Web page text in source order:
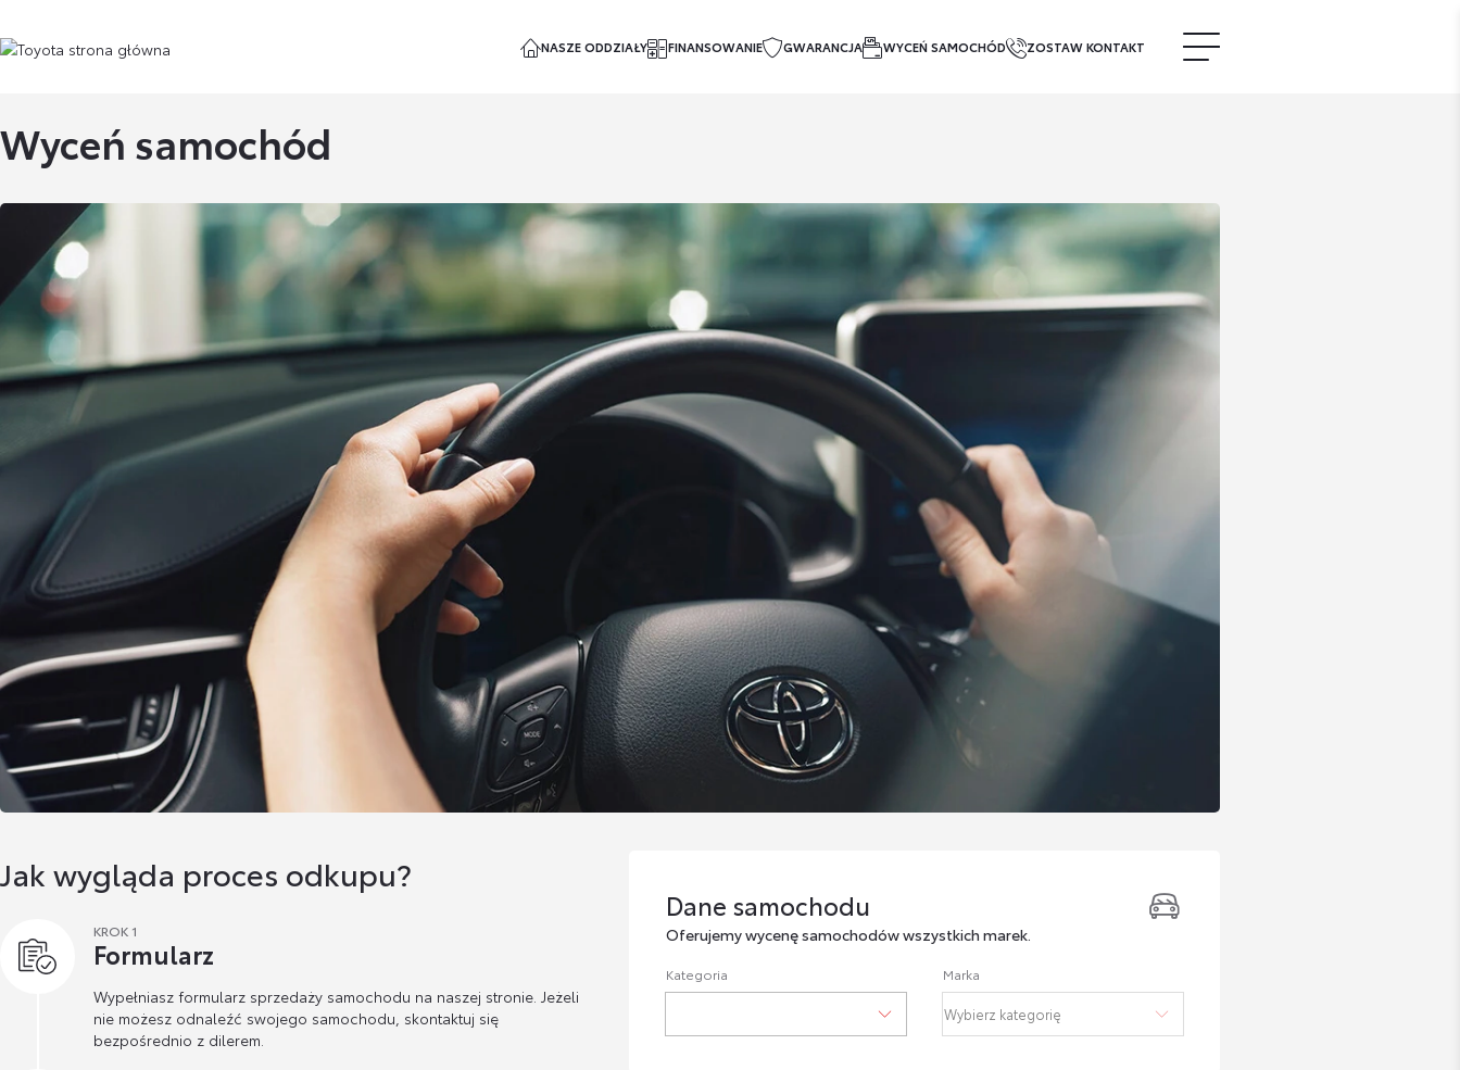
NASZE ODDZIAŁY FINANSOWANIE GWARANCJA WYCEŃ SAMOCHÓD ZOSTAW KONTAKT
Wyceń samochód
Jak wygląda proces odkupu?
KROK 1
Formularz
Wypełniasz formularz sprzedaży samochodu na naszej stronie. Jeżeli
nie możesz odnaleźć swojego samochodu, skontaktuj się
bezpośrednio z dilerem.
Dane samochodu
Dane samochodu
Oferujemy wycenę samochodów wszystkich marek.
Kategoria Marka